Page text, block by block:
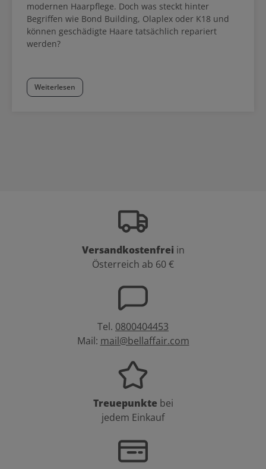
modernen Haarpflege. Doch was steckt hinter
Begriffen wie Bond Building, Olaplex oder K18 und
können geschädigte Haare tatsächlich repariert
werden?
Weiterlesen
Versandkostenfrei in
Österreich ab 60 €
Tel. 0800404453
Mail: mail@bellaffair.com
Treuepunkte bei
jedem Einkauf